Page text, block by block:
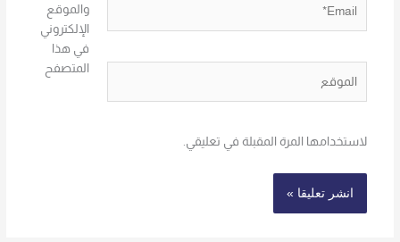
والموقع
الإلكتروني
في هذا
المتصفح
لاستخدامها المرة المقبلة في تعليقي.